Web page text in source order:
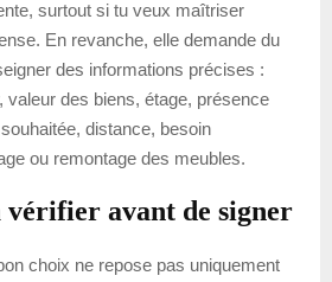
surtout si tu veux maîtriser
En revanche, elle demande du
des informations précises :
valeur des biens, étage, présence
distance, besoin
ou remontage des meubles.
vérifier avant de signer
choix ne repose pas uniquement